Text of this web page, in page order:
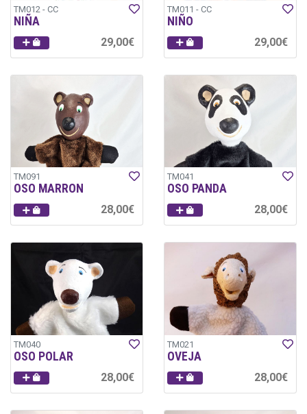
TM012 - CC
NIÑA
29,00€
TM011 - CC
NIÑO
29,00€
TM091
OSO MARRON
28,00€
TM041
OSO PANDA
28,00€
TM040
OSO POLAR
28,00€
TM021
OVEJA
28,00€